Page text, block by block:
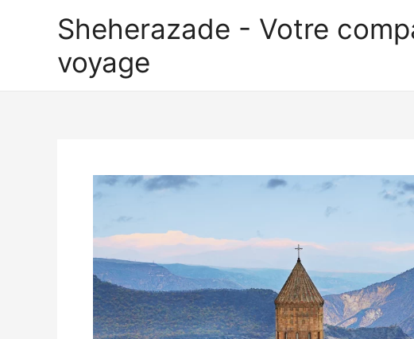
Sheherazade - Votre
voyage